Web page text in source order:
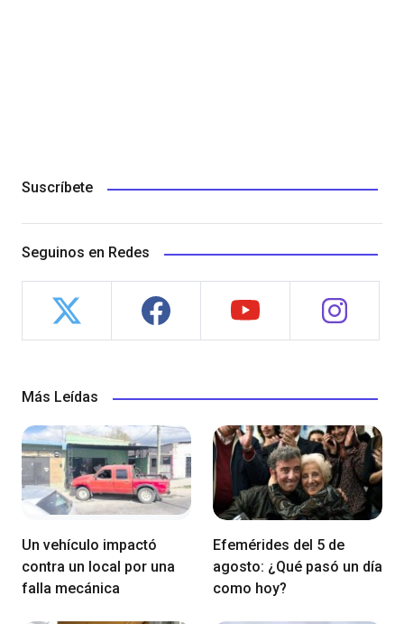
Suscríbete
Seguinos en Redes
Más Leídas
Un vehículo impactó
contra un local por una
falla mecánica
Efemérides del 5 de
agosto: ¿Qué pasó un día
como hoy?